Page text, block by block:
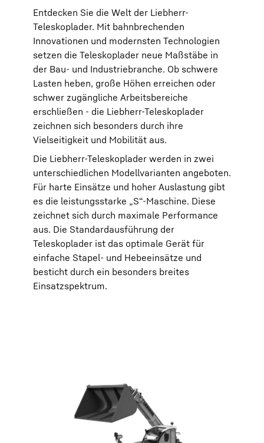
Entdecken Sie die Welt der Liebherr-
Teleskoplader. Mit bahnbrechenden
Innovationen und modernsten Technologien
setzen die Teleskoplader neue Maßstäbe in
der Bau- und Industriebranche. Ob schwere
Lasten heben, große Höhen erreichen oder
schwer zugängliche Arbeitsbereiche
erschließen - die Liebherr-Teleskoplader
zeichnen sich besonders durch ihre
Vielseitigkeit und Mobilität aus.
Die Liebherr-Teleskoplader werden in zwei
unterschiedlichen Modellvarianten angeboten.
Für harte Einsätze und hoher Auslastung gibt
es die leistungsstarke „S“-Maschine. Diese
zeichnet sich durch maximale Performance
aus. Die Standardausführung der
Teleskoplader ist das optimale Gerät für
einfache Stapel- und Hebeeinsätze und
besticht durch ein besonders breites
Einsatzspektrum.